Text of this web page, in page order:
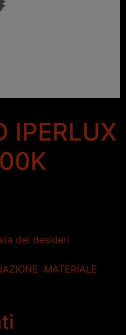
IPERLUX
dei desideri
, MATERIALE